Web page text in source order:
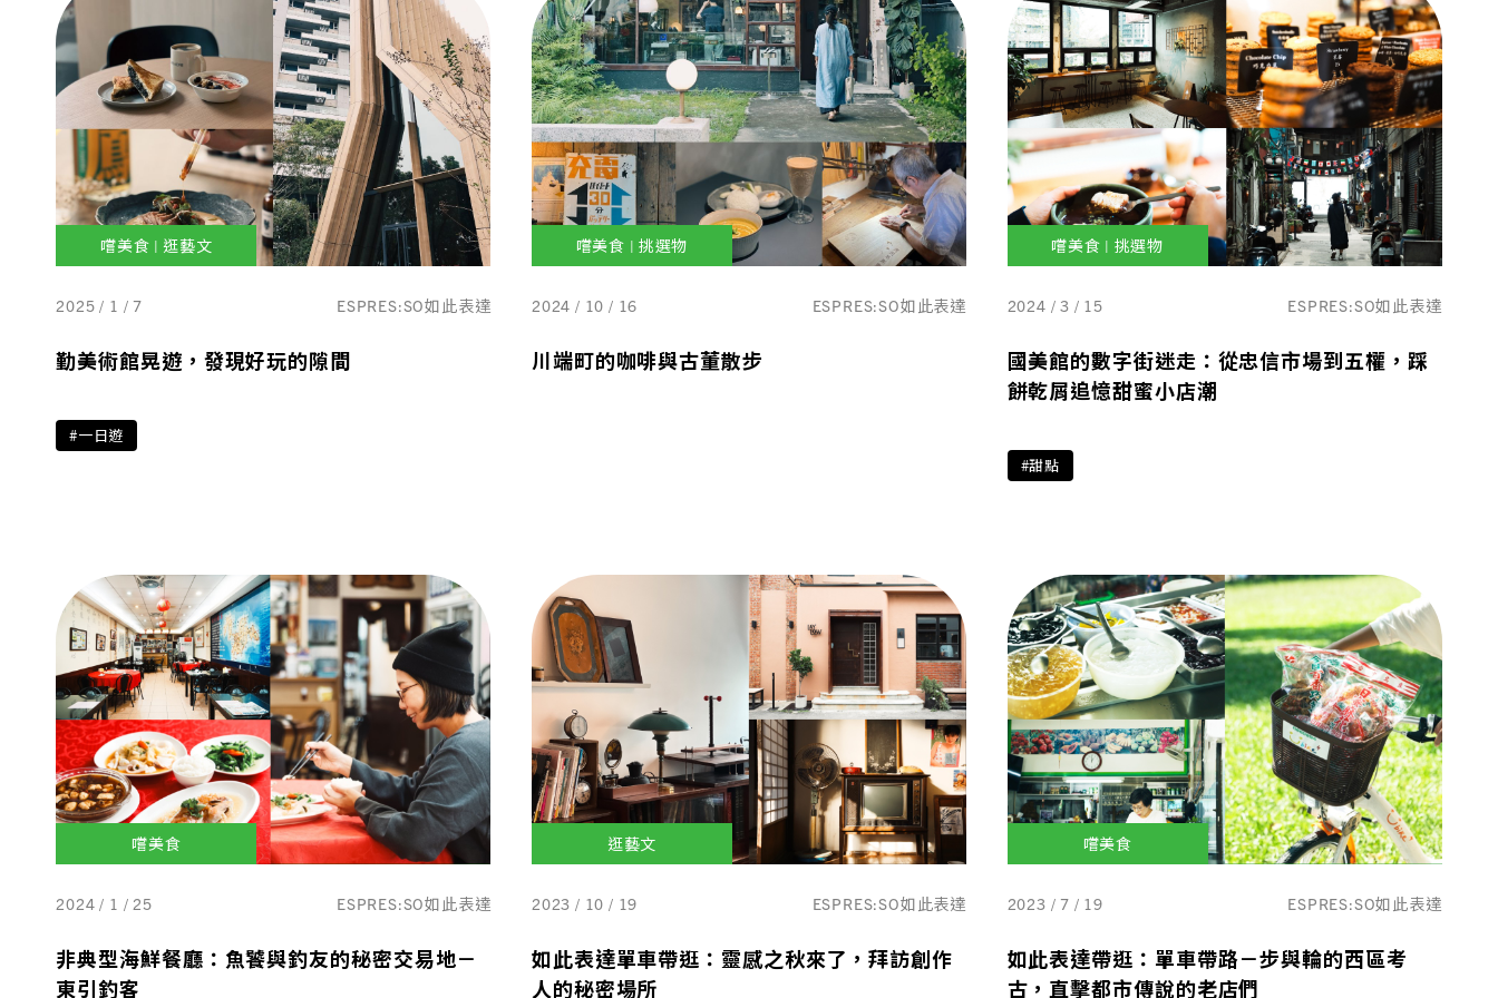
嚐美食 | 逛藝文
2025 / 1 / 7 ESPRES:SO如此表達
勤美術館晃遊，發現好玩的隙間
#一日遊
嚐美食 | 挑選物
2024 / 10 / 16 ESPRES:SO如此表達
川端町的咖啡與古董散步
嚐美食 | 挑選物
2024 / 3 / 15 ESPRES:SO如此表達
國美館的數字街迷走：從忠信市場到五權，踩
餅乾屑追憶甜蜜小店潮
#甜點
嚐美食
2024 / 1 / 25 ESPRES:SO如此表達
非典型海鮮餐廳：魚饕與釣友的秘密交易地－
東引釣客
逛藝文
2023 / 10 / 19 ESPRES:SO如此表達
如此表達單車帶逛：靈感之秋來了，拜訪創作
人的秘密場所
嚐美食
2023 / 7 / 19 ESPRES:SO如此表達
如此表達帶逛：單車帶路－步與輪的西區考
古，直擊都市傳說的老店們